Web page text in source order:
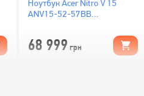
Ноутбук Acer Nitro V 15
ANV15-52-57BB
68 999 грн